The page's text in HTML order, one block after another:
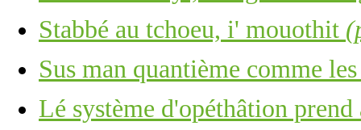
Stabbé au tchoeu, i' mouothit
Sus man quantième comme
Lé système d'opéthâtion prend